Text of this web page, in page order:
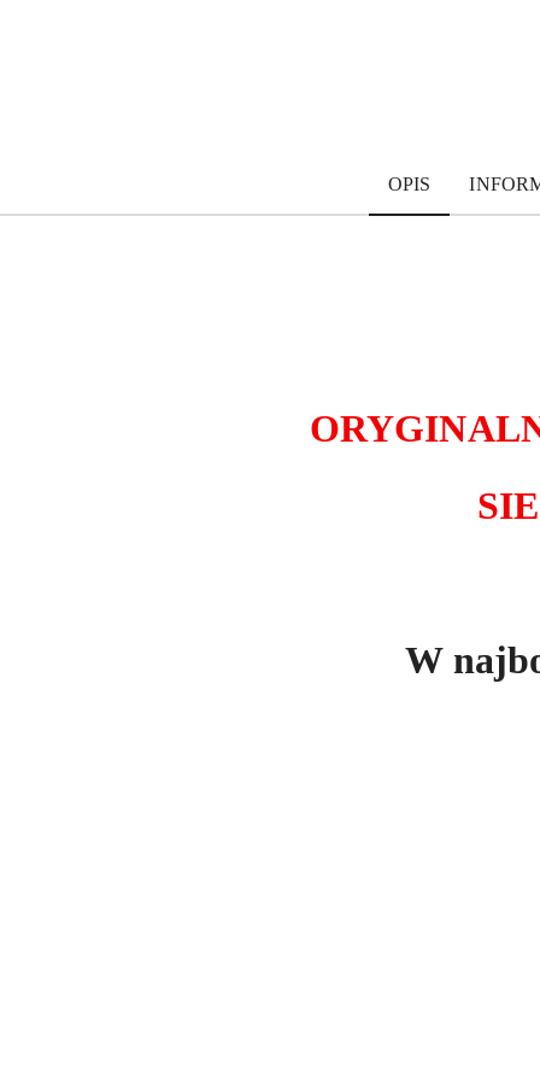
OPIS
W